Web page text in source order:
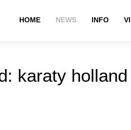
HOME NEWS INFO
karaty holland